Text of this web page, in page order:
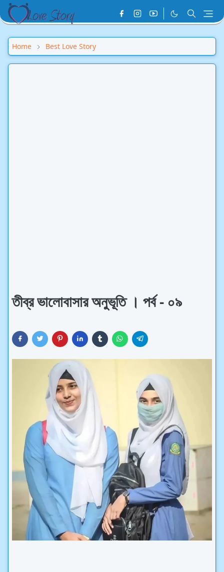
Home Best Love Story
তীব্র ভালোবাসার অনুভূতি । পর্ব - ০৯